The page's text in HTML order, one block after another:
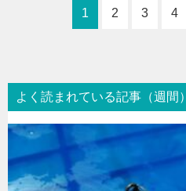
1 2 3 4
よく読まれている記事（週間）